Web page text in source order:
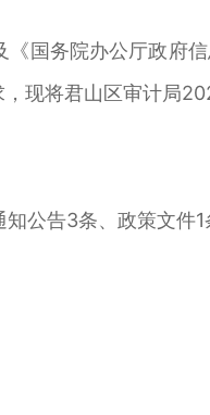
务院办公厅政府
现将君山区审计局
告3条、政策文件1